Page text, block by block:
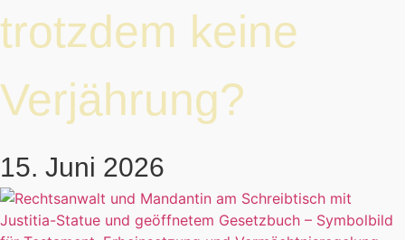
trotzdem keine
Verjährung?
15. Juni 2026